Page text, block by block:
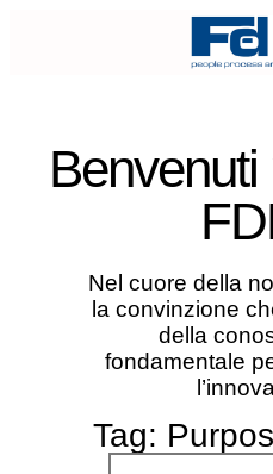
Benvenuti
Nel cuore della
la convinzione
della
fondamentale
Tag: